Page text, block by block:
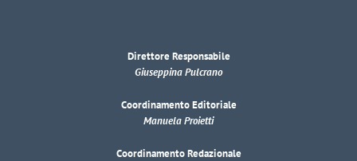
Direttore Responsabile
Giuseppina Pulcrano
Coordinamento Editoriale
Manuela Proietti
Coordinamento Redazionale